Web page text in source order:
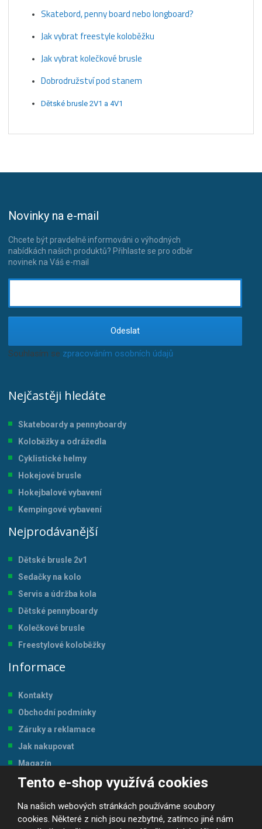
Tento e-shop využívá cookies
Na našich webových stránkách používáme soubory
cookies. Některé z nich jsou nezbytné, zatímco jiné nám
Skatebord, penny board nebo longboard?
Jak vybrat freestyle koloběžku
Jak vybrat kolečkové brusle
Dobrodružství pod stanem
Dětské brusle 2V1 a 4V1
Novinky na e-mail
Chcete být pravdelně informováni o výhodných
nabídkách našich produktů? Přihlaste se pro odběr
novinek na Váš e-mail
Odeslat
Souhlasím se zpracováním osobních údajů.
Nejčastěji hledáte
Skateboardy a pennyboardy
Koloběžky a odrážedla
Cyklistické helmy
Hokejové brusle
Hokejbalové vybavení
Kempingové vybavení
Nejprodávanější
Dětské brusle 2v1
Sedačky na kolo
Servis a údržba kola
Dětské pennyboardy
Kolečkové brusle
Freestylové koloběžky
Informace
Kontakty
Obchodní podmínky
Záruky a reklamace
Jak nakupovat
Magazín
Tabulka velikostí